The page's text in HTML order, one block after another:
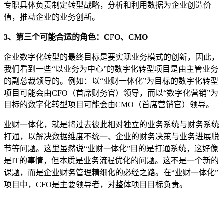
专职具体负责制定转型战略，分析和利用数据为企业创造价
值，推动企业的业务创新。
3、第三个可能合适的角色：CFO、CMO
企业数字化转型的最终目标是要实现业务模式的创新，因此，
我们看到一些“以业务为中心”的数字化转型项目是由主管业务
的副总裁领导的。例如：以“业财一体化”为目标的数字化转型
项目可能会由CFO（首席财务官）领导，而以“数字化营销”为
目标的数字化转型项目可能会由CMO（首席营销官）领导。
业财一体化，就是将过去彼此相对独立的业务系统与财务系统
打通，以解决数据维度不统一、企业的财务决策与业务进展脱
节等问题。这里虽然说“业财一体化”目的是打通系统，这好像
是IT的事情，但本质是业务流程优化的问题。这不是一个新的
课题，而是企业财务管理精细化的必经之路。在“业财一体化”
项目中，CFO是主要领导者，对整体项目目标负责。